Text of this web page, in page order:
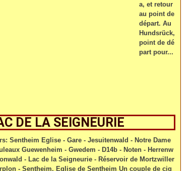
a, et retour
au point de
départ. Au
Hundsrück,
point de dé
part pour...
DE LA SEIGNEURIE
Sentheim Eglise - Gare - Jesuitenwald - Notre Dame
Guewenheim - Gwedem - D14b - Noten - Herrenw
- Lac de la Seigneurie - Réservoir de Mortzwiller
- Sentheim. Eglise de Sentheim Un couple de cig